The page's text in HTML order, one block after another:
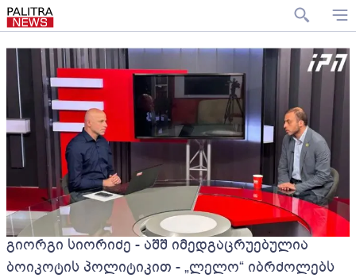
გიორგი სიორიძე - აშშ იმედგაცრუებულია
ბოიკოტის პოლიტიკით - „ლელო“ იბრძოლებს